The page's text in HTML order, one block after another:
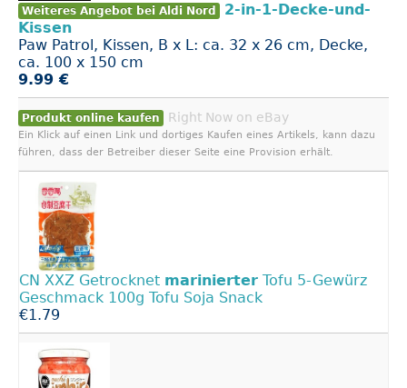
Weiteres Angebot bei Aldi Nord
2-in-1-Decke-und-
Kissen
Paw Patrol, Kissen, B x L: ca. 32 x 26 cm, Decke,
ca. 100 x 150 cm
9.99 €
Produkt online kaufen Right Now on eBay
Ein Klick auf einen Link und dortiges Kaufen eines Artikels, kann dazu
führen, dass der Betreiber dieser Seite eine Provision erhält.
CN XXZ Getrocknet marinierter Tofu 5-Gewürz
Geschmack 100g Tofu Soja Snack
€1.79